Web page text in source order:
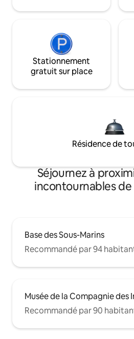
Stationnement
gratuit sur place
Résidence de
Séjournez à
incontournables
Base des Sous-Marins
Recommandé par 94
Musée de la Compagnie des
Recommandé par 90